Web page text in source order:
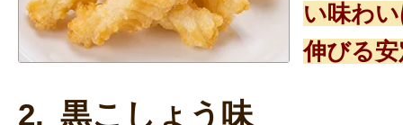
い味わ
伸びる
2. 黒こしょう味